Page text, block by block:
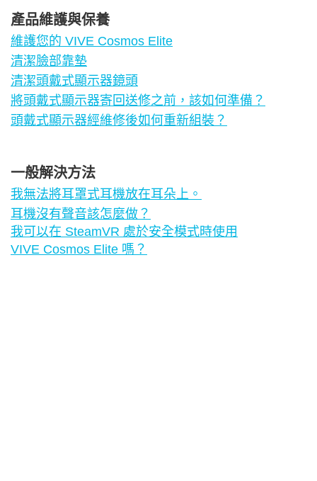
產品維護與保養
維護您的 VIVE Cosmos Elite
清潔臉部靠墊
清潔頭戴式顯示器鏡頭
將頭戴式顯示器寄回送修之前，該如何準備？
頭戴式顯示器經維修後如何重新組裝？
一般解決方法
我無法將耳罩式耳機放在耳朵上。
耳機沒有聲音該怎麼做？
我可以在 SteamVR 處於安全模式時使用
VIVE Cosmos Elite 嗎？